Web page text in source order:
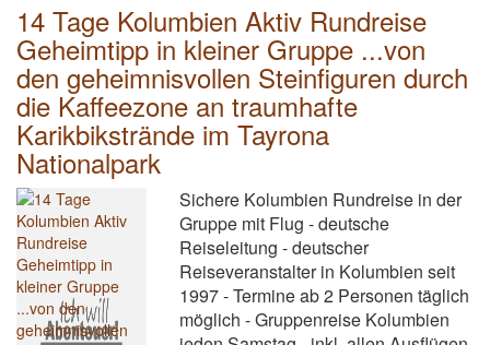
14 Tage Kolumbien Aktiv Rundreise
Geheimtipp in kleiner Gruppe ...von
den geheimnisvollen Steinfiguren durch
die Kaffeezone an traumhafte
Karikbikstrände im Tayrona
Nationalpark
Sichere Kolumbien Rundreise in der
Gruppe mit Flug - deutsche
Reiseleitung - deutscher
Reiseveranstalter in Kolumbien seit
1997 - Termine ab 2 Personen täglich
möglich - Gruppenreise Kolumbien